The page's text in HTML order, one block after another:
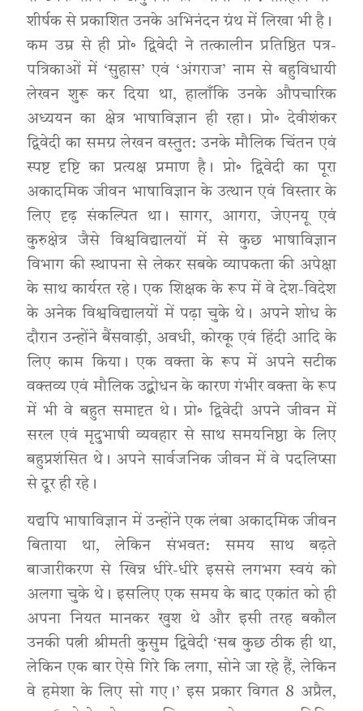
शीर्षक से प्रकाशित उनके अभिनंदन ग्रंथ में लिखा भी है।
कम उम्र से ही प्रो॰ द्विवेदी ने तत्कालीन प्रतिष्ठित पत्र-
पत्रिकाओं में ‘सुहास’ एवं ‘अंगराज’ नाम से बहुविधायी
लेखन शुरू कर दिया था, हालाँकि उनके औपचारिक
अध्ययन का क्षेत्र भाषाविज्ञान ही रहा। प्रो॰ देवीशंकर
द्विवेदी का समग्र लेखन वस्तुत: उनके मौलिक चिंतन एवं
स्पष्ट दृष्टि का प्रत्यक्ष प्रमाण है। प्रो॰ द्विवेदी का पूरा
अकादमिक जीवन भाषाविज्ञान के उत्थान एवं विस्तार के
लिए दृढ़ संकल्पित था। सागर, आगरा, जेएनयू एवं
कुरुक्षेत्र जैसे विश्वविद्यालयों में से कुछ भाषाविज्ञान
विभाग की स्थापना से लेकर सबके व्यापकता की अपेक्षा
के साथ कार्यरत रहे। एक शिक्षक के रूप में वे देश-विदेश
के अनेक विश्वविद्यालयों में पढ़ा चुके थे। अपने शोध के
दौरान उन्होंने बैंसवाड़ी, अवधी, कोरकू एवं हिंदी आदि के
लिए काम किया। एक वक्ता के रूप में अपने सटीक
वक्तव्य एवं मौलिक उद्बोधन के कारण गंभीर वक्ता के रूप
में भी वे बहुत समादृत थे। प्रो॰ द्विवेदी अपने जीवन में
सरल एवं मृदुभाषी व्यवहार से साथ समयनिष्ठा के लिए
बहुप्रशंसित थे। अपने सार्वजनिक जीवन में वे पदलिप्सा
से दूर ही रहे।
यद्यपि भाषाविज्ञान में उन्होंने एक लंबा अकादमिक जीवन
बिताया था, लेकिन संभवत: समय साथ बढ़ते
बाजारीकरण से खिन्न धीरे-धीरे इससे लगभग स्वयं को
अलगा चुके थे। इसलिए एक समय के बाद एकांत को ही
अपना नियत मानकर खुश थे और इसी तरह बकौल
उनकी पत्नी श्रीमती कुसुम द्विवेदी ‘सब कुछ ठीक ही था,
लेकिन एक बार ऐसे गिरे कि लगा, सोने जा रहे हैं, लेकिन
वे हमेशा के लिए सो गए।’ इस प्रकार विगत 8 अप्रैल,